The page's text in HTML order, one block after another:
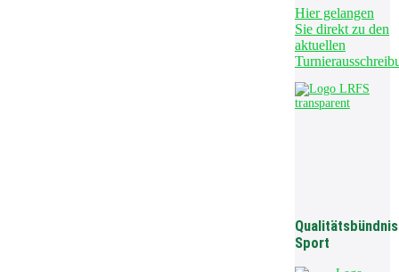
Hier gelangen
Sie direkt zu den
aktuellen
Qualitätsbündnis
Sport